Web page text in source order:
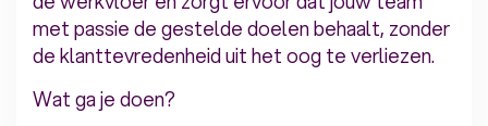
met passie de gestelde doelen behaalt, zonder
de klanttevredenheid uit het oog te verliezen.
Wat ga je doen?